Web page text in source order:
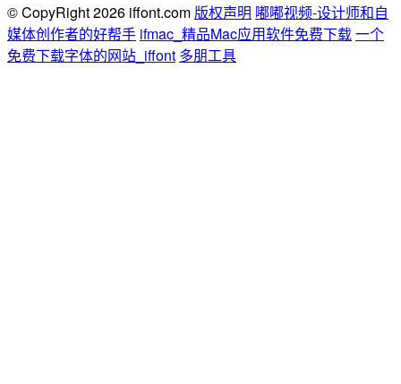
© CopyRight 2026 iffont.com 版权声明 嘟嘟视频-设计师和自
媒体创作者的好帮手 ifmac_精品Mac应用软件免费下载一个
免费下载字体的网站_iffont 多朋工具